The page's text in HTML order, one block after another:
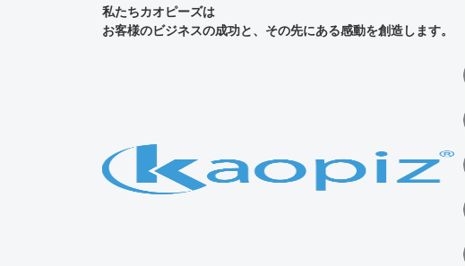
私たちカオピーズは
お客様のビジネスの成功と、その先にある感動を創造します。